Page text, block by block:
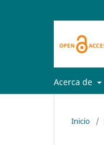
Acerca de
Inicio /